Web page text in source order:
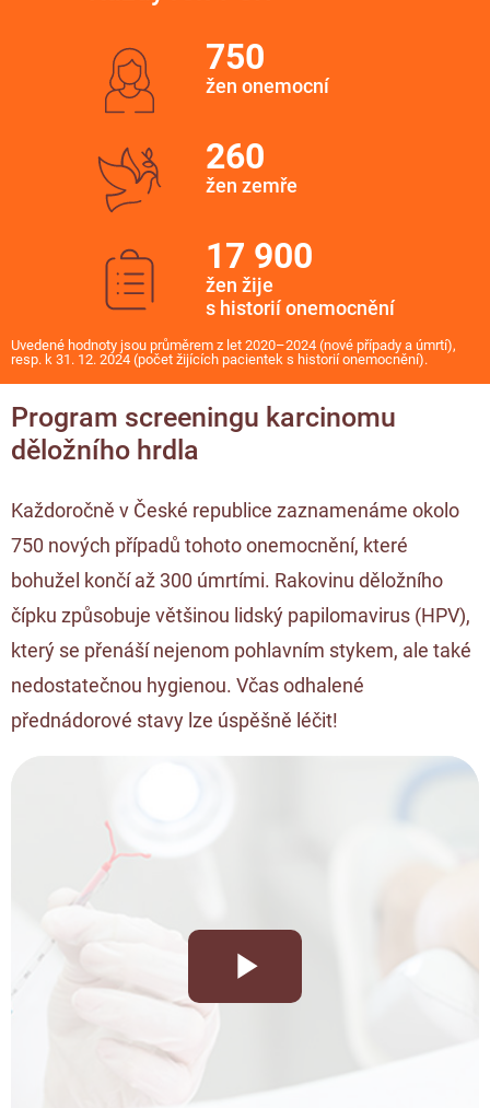
750
žen onemocní
260
žen zemře
17 900
žen žije
s historií onemocnění
Uvedené hodnoty jsou průměrem z let 2020–2024 (nové případy a úmrtí),
resp. k 31. 12. 2024 (počet žijících pacientek s historií onemocnění).
Program screeningu karcinomu
děložního hrdla
Každoročně v České republice zaznamenáme okolo
750 nových případů tohoto onemocnění, které
bohužel končí až 300 úmrtími. Rakovinu děložního
čípku způsobuje většinou lidský papilomavirus (HPV),
který se přenáší nejenom pohlavním stykem, ale také
nedostatečnou hygienou. Včas odhalené
přednádorové stavy lze úspěšně léčit!